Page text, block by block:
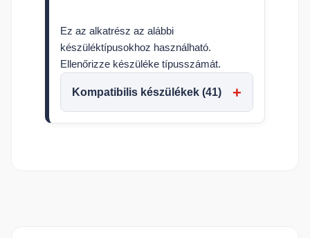
Ez az alkatrész az alábbi
készüléktípusokhoz használható.
Ellenőrizze készüléke típusszámát.
Kompatibilis készülékek (41)